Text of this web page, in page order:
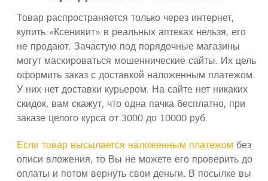
Товар распространяется только через интернет,
купить «Ксенивит» в реальных аптеках нельзя, его
не продают. Зачастую под порядочные магазины
могут маскироваться мошеннические сайты. Их цель
оформить заказ с доставкой наложенным платежом.
У них нет доставки курьером. На сайте нет никаких
скидок, вам скажут, что одна пачка бесплатно, при
заказе целого курса от 3000 до 10000 руб.
Если товар высылается наложенным платежом без
описи вложения, то Вы не можете его проверить до
оплаты и потом вернуть свои деньги. В посылке вы